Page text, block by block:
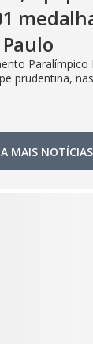
Paralímpico
prudentina,
MAIS NOTÍCIAS